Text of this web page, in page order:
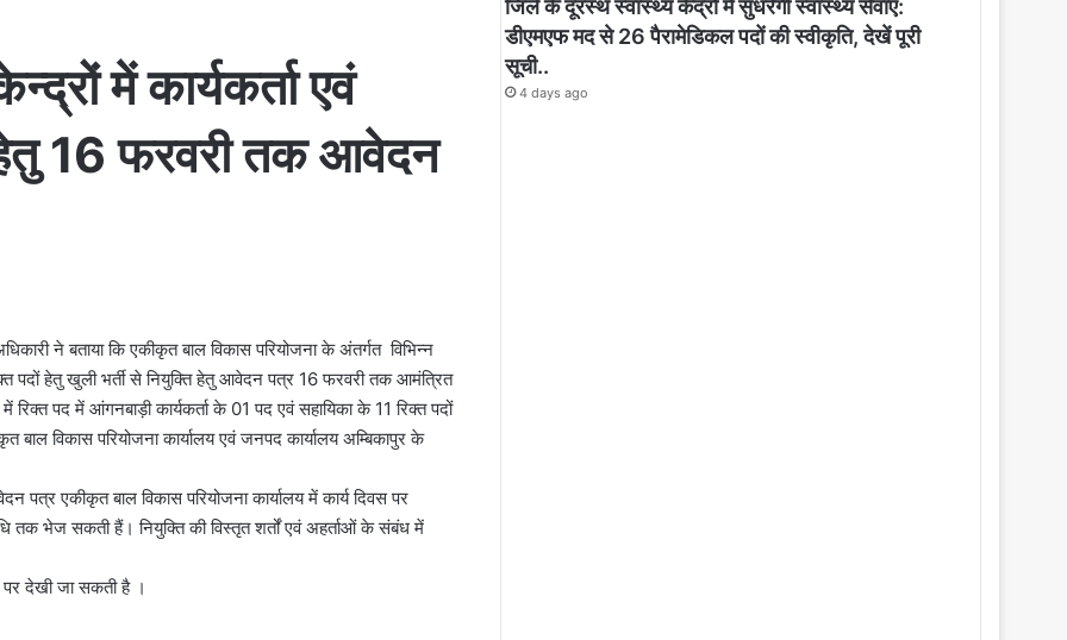
में कार्यकर्ता एवं
हेतु 16 फरवरी तक आवेदन
ने बताया कि एकीकृत बाल विकास परियोजना के अंतर्गत विभिन्न
पदों हेतु खुली भर्ती से नियुक्ति हेतु आवेदन पत्र 16 फरवरी तक आमंत्रित
पद में आंगनबाड़ी कार्यकर्ता के 01 पद एवं सहायिका के 11 रिक्त पदों
बाल विकास परियोजना कार्यालय एवं जनपद कार्यालय अम्बिकापुर के
एकीकृत बाल विकास परियोजना कार्यालय में कार्य दिवस पर
तक भेज सकती हैं। नियुक्ति की विस्तृत शर्तों एवं अहर्ताओं के संबंध में
देखी जा सकती है ।
जिले के दूरस्थ स्वास्थ्य केंद्रों में सुधरेगी स्वास्थ्य सेवाएं:
डीएमएफ मद से 26 पैरामेडिकल पदों की स्वीकृति, देखें पूरी
सूची..
4 days ago